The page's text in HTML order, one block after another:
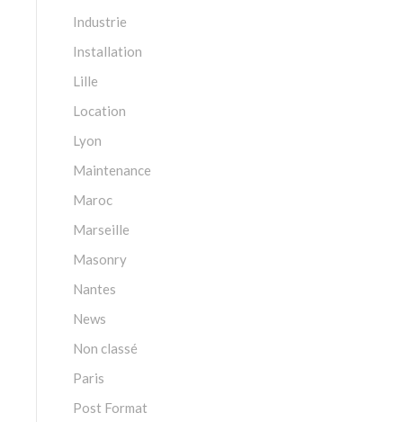
Industrie
Installation
Lille
Location
Lyon
Maintenance
Maroc
Marseille
Masonry
Nantes
News
Non classé
Paris
Post Format